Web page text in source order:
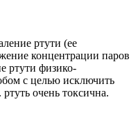
ртути (ее
концентрации паров
ртути физико-
с целью исключить
очень токсична.